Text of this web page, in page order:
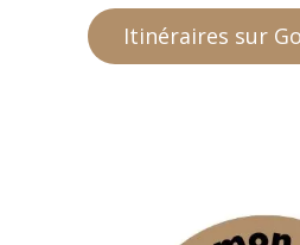
Itinéraires sur